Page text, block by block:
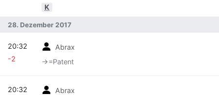
K
28. Dezember 2017
Abrax
→‎=Patent
20:32
-2
Abrax
20:32